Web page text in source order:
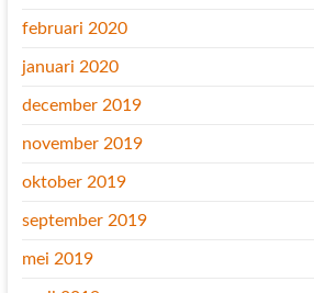
februari 2020
januari 2020
december 2019
november 2019
oktober 2019
september 2019
mei 2019